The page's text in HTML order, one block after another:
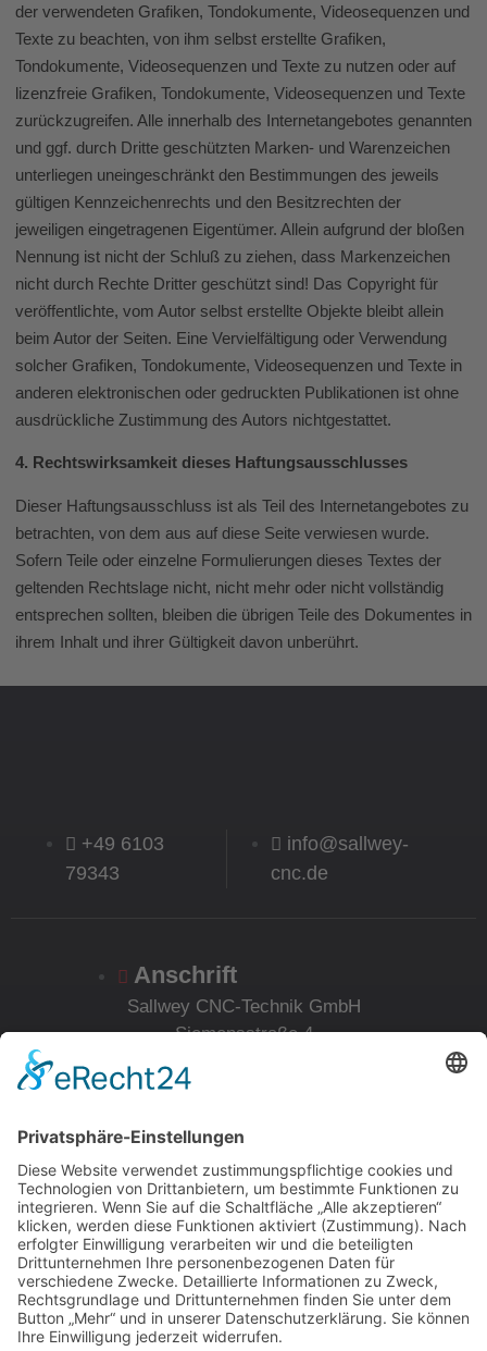
der verwendeten Grafiken, Tondokumente, Videosequenzen und
Texte zu beachten, von ihm selbst erstellte Grafiken,
Tondokumente, Videosequenzen und Texte zu nutzen oder auf
lizenzfreie Grafiken, Tondokumente, Videosequenzen und Texte
zurückzugreifen. Alle innerhalb des Internetangebotes genannten
und ggf. durch Dritte geschützten Marken- und Warenzeichen
unterliegen uneingeschränkt den Bestimmungen des jeweils
gültigen Kennzeichenrechts und den Besitzrechten der
jeweiligen eingetragenen Eigentümer. Allein aufgrund der bloßen
Nennung ist nicht der Schluß zu ziehen, dass Markenzeichen
nicht durch Rechte Dritter geschützt sind! Das Copyright für
veröffentlichte, vom Autor selbst erstellte Objekte bleibt allein
beim Autor der Seiten. Eine Vervielfältigung oder Verwendung
solcher Grafiken, Tondokumente, Videosequenzen und Texte in
anderen elektronischen oder gedruckten Publikationen ist ohne
ausdrückliche Zustimmung des Autors nichtgestattet.
4. Rechtswirksamkeit dieses Haftungsausschlusses
Dieser Haftungsausschluss ist als Teil des Internetangebotes zu
betrachten, von dem aus auf diese Seite verwiesen wurde.
Sofern Teile oder einzelne Formulierungen dieses Textes der
geltenden Rechtslage nicht, nicht mehr oder nicht vollständig
entsprechen sollten, bleiben die übrigen Teile des Dokumentes in
ihrem Inhalt und ihrer Gültigkeit davon unberührt.
+49 6103
79343
info@sallwey-
cnc.de
Anschrift
Sallwey CNC-Technik GmbH
Siemensstraße 4
D-63225 Langen/Hessen
Öffnungszeiten
Montag – Freitag
9:00 – 17:00
Zertifiziert nach
DIN EN ISO 9001